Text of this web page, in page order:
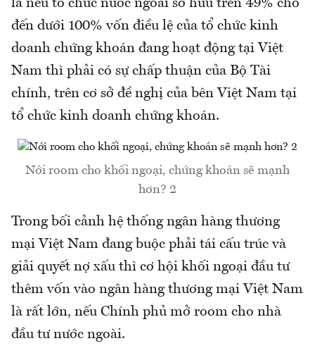
là nếu tổ chức nước ngoài sở hữu trên 49% cho
đến dưới 100% vốn điều lệ của tổ chức kinh
doanh chứng khoán đang hoạt động tại Việt
Nam thì phải có sự chấp thuận của Bộ Tài
chính, trên cơ sở đề nghị của bên Việt Nam tại
tổ chức kinh doanh chứng khoán.
Nới room cho khối ngoại, chứng khoán sẽ mạnh
hơn? 2
Trong bối cảnh hệ thống ngân hàng thương
mại Việt Nam đang buộc phải tái cấu trúc và
giải quyết nợ xấu thì cơ hội khối ngoại đầu tư
thêm vốn vào ngân hàng thương mại Việt Nam
là rất lớn, nếu Chính phủ mở room cho nhà
đầu tư nước ngoài.